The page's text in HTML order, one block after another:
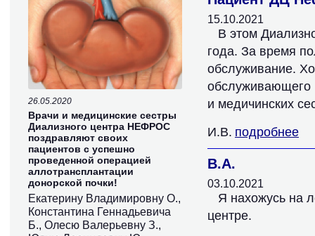
15.10.2021
В этом
года. За время
обслуживание.
обслуживающего
и медичинских
И.В. подробнее
В.А.
03.10.2021
Я нахожусь на
центре.
26.05.2020
Врачи и медицинские сестры
Диализного центра НЕФРОС
поздравляют своих
пациентов с успешно
проведенной операцией
аллотрансплантации
донорской почки!
Екатерину Владимировну О.,
Константина Геннадьевича
Б., Олесю Валерьевну З.,